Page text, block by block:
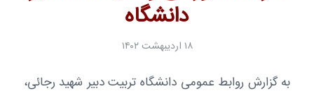
دانشگاه
۱۸ اردیبهشت ۱۴۰۲
به گزارش روابط عمومی دانشگاه تربیت دبیر شهید رجائی،